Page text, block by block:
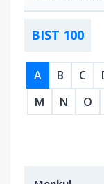
BIST 100
A B C
M
N O